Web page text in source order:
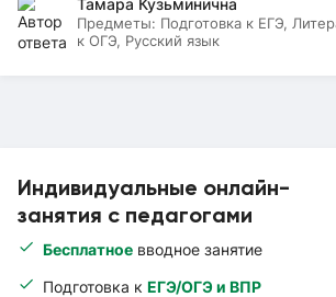
Индивидуальные онлайн-
занятия с педагогами
Бесплатное вводное занятие
Подготовка к ЕГЭ/ОГЭ и ВПР
Тамара Кузьминична
Предметы: Подготовка к ЕГЭ,
к ОГЭ, Русский язык